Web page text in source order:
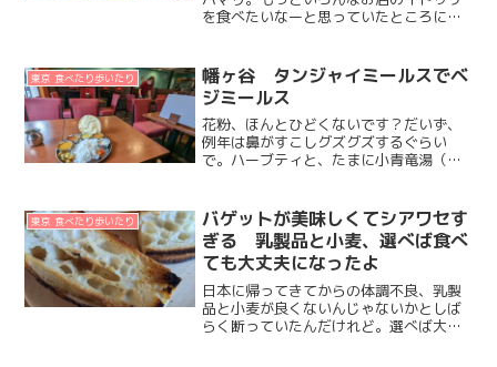
を食べたいなーと思っていたところに。
が、常温で発酵できちゃう夏がそろそろ
終わ...
東京 食べたり歩いたり
幡ヶ谷 タンジャイミールスでベ
ジミールス
花粉、ほんとひどくないです？だいず、
例年は鼻がすこしグズグズするぐらい
で。ハーブティと、たまに小青竜湯（漢
し。鼻の奥や喉もイガイガチクチクし
て、激しいクシャミがたまに止ま...
東京 食べたり歩いたり
バゲットが美味しくてシアワセす
ぎる 乳製品と小麦、選べば食べ
ても大丈夫になったよ
日本に帰ってきてからの体調不良、乳製
品と小麦が良くないんじゃないかとしば
らく断っていたんだけれど。選べば大丈